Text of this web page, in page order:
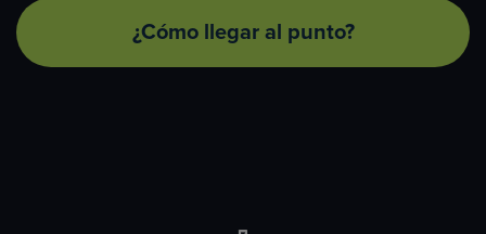
¿Cómo llegar al punto?